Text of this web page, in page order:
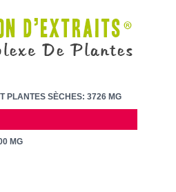
PLANTES SÈCHES: 3726 MG
MG